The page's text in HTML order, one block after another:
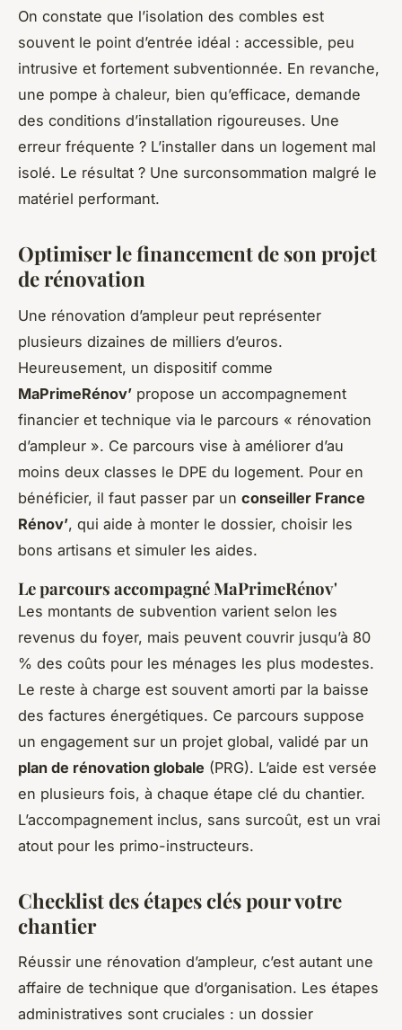
On constate que l’isolation des combles est
souvent le point d’entrée idéal : accessible, peu
intrusive et fortement subventionnée. En revanche,
une pompe à chaleur, bien qu’efficace, demande
des conditions d’installation rigoureuses. Une
erreur fréquente ? L’installer dans un logement mal
isolé. Le résultat ? Une surconsommation malgré le
matériel performant.
Optimiser le financement de son projet
de rénovation
Une rénovation d’ampleur peut représenter
plusieurs dizaines de milliers d’euros.
Heureusement, un dispositif comme
MaPrimeRénov’ propose un accompagnement
financier et technique via le parcours « rénovation
d’ampleur ». Ce parcours vise à améliorer d’au
moins deux classes le DPE du logement. Pour en
bénéficier, il faut passer par un conseiller France
Rénov’, qui aide à monter le dossier, choisir les
bons artisans et simuler les aides.
Le parcours accompagné MaPrimeRénov'
Les montants de subvention varient selon les
revenus du foyer, mais peuvent couvrir jusqu’à 80
% des coûts pour les ménages les plus modestes.
Le reste à charge est souvent amorti par la baisse
des factures énergétiques. Ce parcours suppose
un engagement sur un projet global, validé par un
plan de rénovation globale (PRG). L’aide est versée
en plusieurs fois, à chaque étape clé du chantier.
L’accompagnement inclus, sans surcoût, est un vrai
atout pour les primo-instructeurs.
Checklist des étapes clés pour votre
chantier
Réussir une rénovation d’ampleur, c’est autant une
affaire de technique que d’organisation. Les étapes
administratives sont cruciales : un dossier